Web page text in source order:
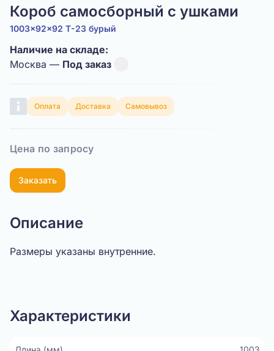
Короб самосборный с ушками
1003x92x92 Т-23 бурый
Наличие на складе:
Москва — Под заказ
Оплата Доставка Самовывоз
Цена по запросу
Заказать
Описание
Размеры указаны внутренние.
Характеристики